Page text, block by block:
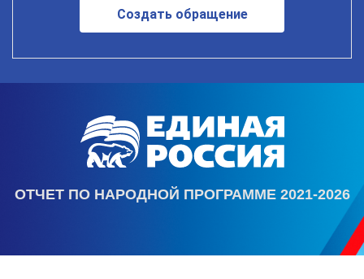
Создать обращение
ОТЧЕТ ПО НАРОДНОЙ ПРОГРАММЕ 2021-2026